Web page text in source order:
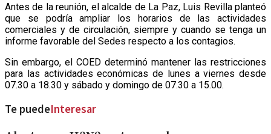
Antes de la reunión, el alcalde de La Paz, Luis Revilla planteó
que se podría ampliar los horarios de las actividades
comerciales y de circulación, siempre y cuando se tenga un
informe favorable del Sedes respecto a los contagios.
Sin embargo, el COED determinó mantener las restricciones
para las actividades económicas de lunes a viernes desde
07.30 a 18.30 y sábado y domingo de 07.30 a 15.00.
Te puedeInteresar